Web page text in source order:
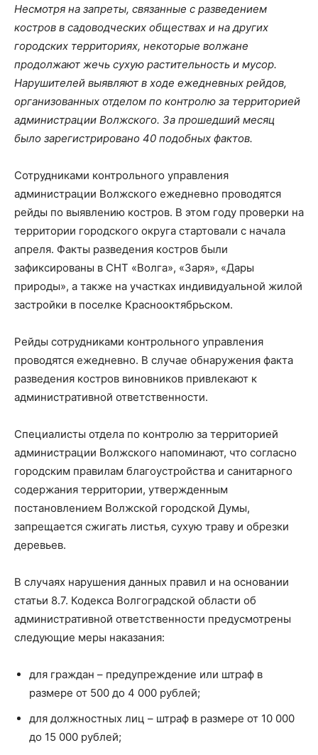
Несмотря на запреты, связанные с разведением
костров в садоводческих обществах и на других
городских территориях, некоторые волжане
продолжают жечь сухую растительность и мусор.
Нарушителей выявляют в ходе ежедневных рейдов,
организованных отделом по контролю за территорией
администрации Волжского. За прошедший месяц
было зарегистрировано 40 подобных фактов.
Сотрудниками контрольного управления
администрации Волжского ежедневно проводятся
рейды по выявлению костров. В этом году проверки на
территории городского округа стартовали с начала
апреля. Факты разведения костров были
зафиксированы в СНТ «Волга», «Заря», «Дары
природы», а также на участках индивидуальной жилой
застройки в поселке Краснооктябрьском.
Рейды сотрудниками контрольного управления
проводятся ежедневно. В случае обнаружения факта
разведения костров виновников привлекают к
административной ответственности.
Специалисты отдела по контролю за территорией
администрации Волжского напоминают, что согласно
городским правилам благоустройства и санитарного
содержания территории, утвержденным
постановлением Волжской городской Думы,
запрещается сжигать листья, сухую траву и обрезки
деревьев.
В случаях нарушения данных правил и на основании
статьи 8.7. Кодекса Волгоградской области об
административной ответственности предусмотрены
следующие меры наказания:
для граждан – предупреждение или штраф в
размере от 500 до 4 000 рублей;
для должностных лиц – штраф в размере от 10 000
до 15 000 рублей;